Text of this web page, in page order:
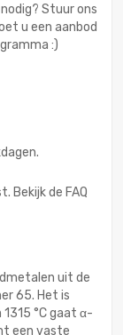
Stuur ons
u een aanbod
:)
Bekijk de FAQ
uit de
65. Het is
°C gaat α-
een vaste